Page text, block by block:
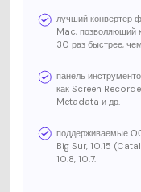
лучший конвертер
Mac, позволяющий
30 раз быстрее,
панель
как Screen
Metadata и др.
поддерживаемые
Big Sur, 10.15
10.8, 10.7.